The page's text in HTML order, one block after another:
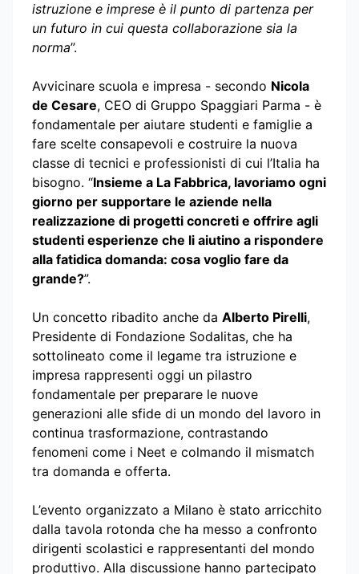
istruzione e imprese è il punto di partenza per
un futuro in cui questa collaborazione sia la
norma”.
Avvicinare scuola e impresa - secondo Nicola
de Cesare, CEO di Gruppo Spaggiari Parma - è
fondamentale per aiutare studenti e famiglie a
fare scelte consapevoli e costruire la nuova
classe di tecnici e professionisti di cui l’Italia ha
bisogno. “Insieme a La Fabbrica, lavoriamo ogni
giorno per supportare le aziende nella
realizzazione di progetti concreti e offrire agli
studenti esperienze che li aiutino a rispondere
alla fatidica domanda: cosa voglio fare da
grande?”.
Un concetto ribadito anche da Alberto Pirelli,
Presidente di Fondazione Sodalitas, che ha
sottolineato come il legame tra istruzione e
impresa rappresenti oggi un pilastro
fondamentale per preparare le nuove
generazioni alle sfide di un mondo del lavoro in
continua trasformazione, contrastando
fenomeni come i Neet e colmando il mismatch
tra domanda e offerta.
L’evento organizzato a Milano è stato arricchito
dalla tavola rotonda che ha messo a confronto
dirigenti scolastici e rappresentanti del mondo
produttivo. Alla discussione hanno partecipato